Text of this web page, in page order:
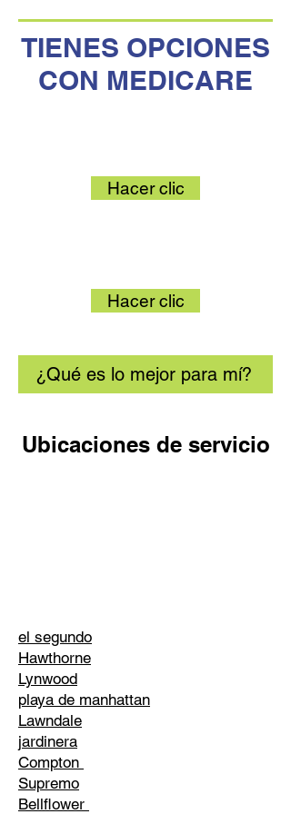
TIENES OPCIONES
CON MEDICARE
Hacer clic
Hacer clic
¿Qué es lo mejor para mí?
Ubicaciones de servicio
el segundo
Hawthorne
Lynwood
playa de manhattan
Lawndale
jardinera
Compton
Supremo
Bellflower